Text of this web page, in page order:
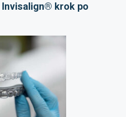
krok po